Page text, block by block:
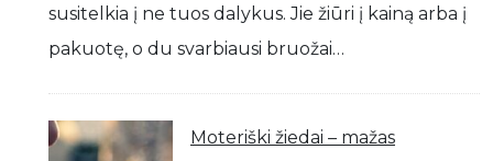
susitelkia į ne tuos dalykus. Jie žiūri į kainą arba į
pakuotę, o du svarbiausi bruožai…
Moteriški žiedai – mažas